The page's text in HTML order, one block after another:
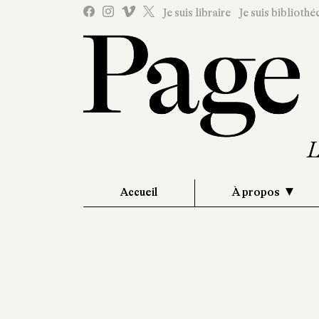
Je suis libraire Je suis
Accueil À propos